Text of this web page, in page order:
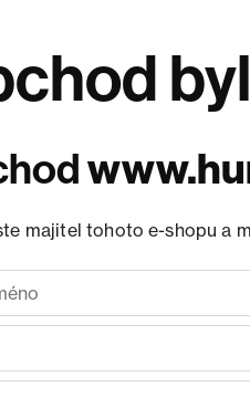
majitel tohoto e-shopu a